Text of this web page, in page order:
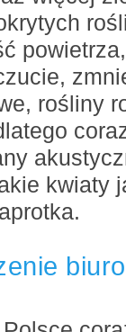
rośliny
kwiaty